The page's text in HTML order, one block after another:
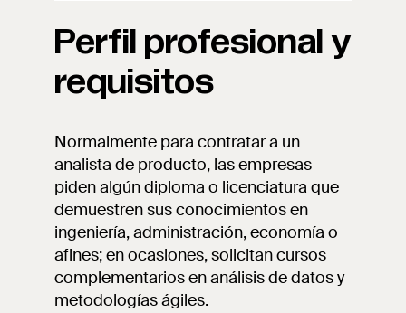
Perfil profesional y
requisitos
Normalmente para contratar a un
analista de producto, las empresas
piden algún diploma o licenciatura que
demuestren sus conocimientos en
ingeniería, administración, economía o
afines; en ocasiones, solicitan cursos
complementarios en análisis de datos y
metodologías ágiles.